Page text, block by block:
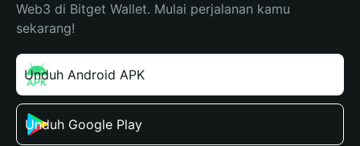
Web3 di Bitget Wallet. Mulai perjalanan kamu
sekarang!
Unduh Android APK
Unduh Google Play